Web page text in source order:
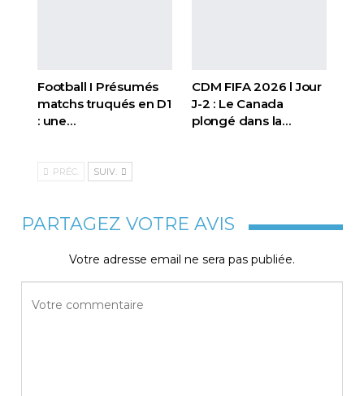
Football I Présumés
matchs truqués en D1
: une…
CDM FIFA 2026 l Jour
J-2 : Le Canada
plongé dans la…
PRÉC. SUIV.
PARTAGEZ VOTRE AVIS
Votre adresse email ne sera pas publiée.